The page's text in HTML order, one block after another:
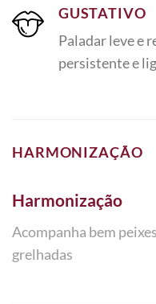
GUSTATIVO
Paladar leve e
persistente e
HARMONIZAÇÃO
Harmonização
Acompanha bem
grelhadas